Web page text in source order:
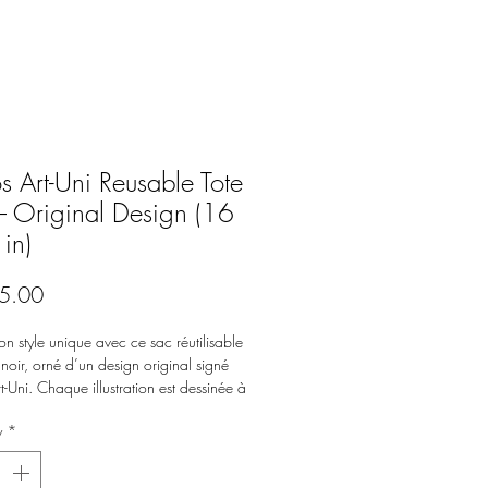
Art-Uni Reusable Tote
Original Design (16
Price
style unique avec ce sac réutilisable
orné d’un design original signé
Uni. Chaque illustration est dessinée à
(Direct-to-Film), assurant une tenue
éclatante et durable.
*